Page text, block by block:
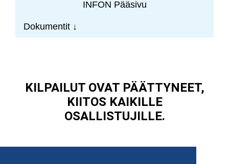
INFON Pääsivu
Dokumentit ↓